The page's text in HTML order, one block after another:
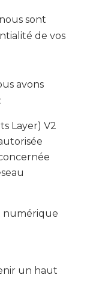
sont
de vos
avons
Layer) V2
numérique
un haut